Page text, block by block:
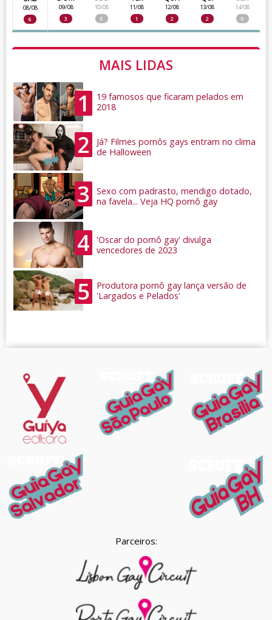
08/08
6
09/08
3
10/08
0
11/08
1
12/08
2
13/08
2
14/08
0
MAIS LIDAS
1
19 famosos que ficaram pelados em
2018
2
Já? Filmes pornôs gays entram no clima
de Halloween
3
Sexo com padrasto, mendigo dotado,
na favela... Veja HQ pornô gay
4
'Oscar do pornô gay' divulga
vencedores de 2023
5
Produtora pornô gay lança versão de
'Largados e Pelados'
Parceiros: